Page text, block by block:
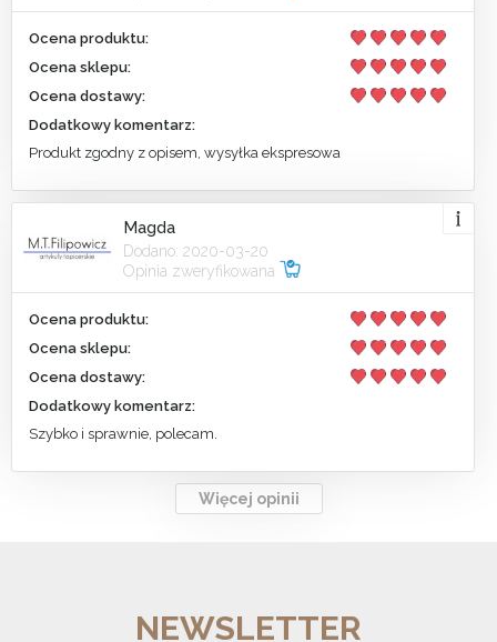
Ocena produktu:
Ocena sklepu:
Ocena dostawy:
Dodatkowy komentarz:
Produkt zgodny z opisem, wysyłka ekspresowa
Magda
Dodano: 2020-03-20
Opinia zweryfikowana
Ocena produktu:
Ocena sklepu:
Ocena dostawy:
Dodatkowy komentarz:
Szybko i sprawnie, polecam.
Więcej opinii
NEWSLETTER